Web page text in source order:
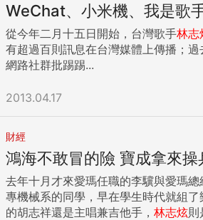
WeChat、小米機、我是歌
從今年二月十五日開始，台灣歌手林志
有超過百則訊息在台灣媒體上傳播；
網路社群批踢踢...
2013.04.17
財經
鴻海不敢冒的險 寶成拿來操
去年十月才來愛瑪任職的李驥與愛瑪
專機械系的同學，早在學生時代就組
的胡志祥還是主唱兼吉他手， 林志炫則